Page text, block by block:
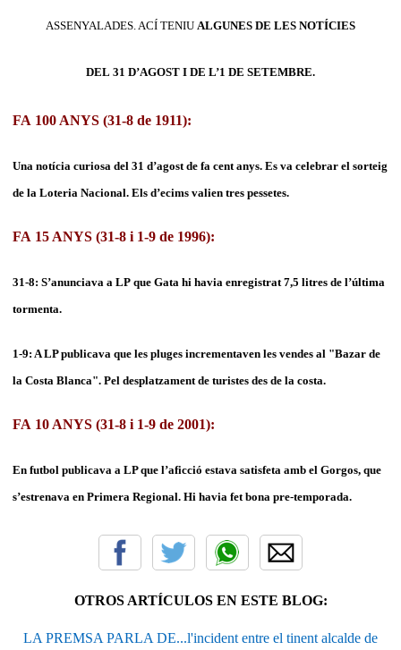
ASSENYALADES. ACÍ TENIU ALGUNES DE LES NOTÍCIES
DEL 31 D’AGOST I DE L’1 DE SETEMBRE.
FA 100 ANYS (31-8 de 1911):
Una notícia curiosa del 31 d’agost de fa cent anys. Es va celebrar el sorteig
de la Loteria Nacional. Els d’ecims valien tres pessetes.
FA 15 ANYS (31-8 i 1-9 de 1996):
31-8: S’anunciava a LP que Gata hi havia enregistrat 7,5 litres de l’última
tormenta.
1-9: A LP publicava que les pluges incrementaven les vendes al "Bazar de
la Costa Blanca". Pel desplatzament de turistes des de la costa.
FA 10 ANYS (31-8 i 1-9 de 2001):
En futbol publicava a LP que l’aficció estava satisfeta amb el Gorgos, que
s’estrenava en Primera Regional. Hi havia fet bona pre-temporada.
OTROS ARTÍCULOS EN ESTE BLOG:
LA PREMSA PARLA DE...l'incident entre el tinent alcalde de